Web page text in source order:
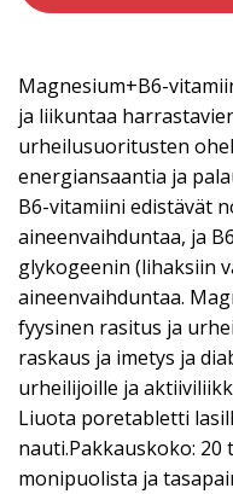
Magnesium+B6-
ja liikuntaa
urheilusuoritusten
energiansaantia ja
B6-vitamiini edistävät
aineenvaihduntaa, ja
glykogeenin (lihaksiin
aineenvaihduntaa.
fyysinen rasitus ja
raskaus ja imetys ja
urheilijoille ja
Liuota poretabletti
nauti.Pakkauskoko: 20
monipuolista ja